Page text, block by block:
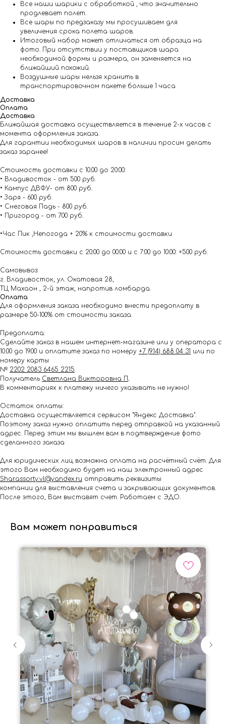
Все наши шарики с обработкой , что значительно
продлевает полет.
Все шары по предзаказу мы просушиваем для
увеличения срока полета шаров.
Итоговый набор может отличаться от образца на
фото. При отсутствии у поставщиков шара
необходимой формы и размера, он заменяется на
ближайший похожий.
Воздушные шары нельзя хранить в
транспортировочном пакете больше 1 часа
Доставка
Оплата
Доставка
Ближайшая доставка осуществляется в течение 2-х часов с
момента оформления заказа.
Для гарантии необходимых шаров в наличии просим делать
заказ заранее!
Стоимость доставки с 10.00 до 20:00:
• Владивосток - от 500 руб.
• Кампус ДВФУ- от 800 руб.
• Заря - 600 руб.
• Снеговая Падь - 800 руб.
• Пригород - от 700 руб.
•Час Пик ,Непогода + 20% к стоимости доставки
Стоимость доставки с 20:00 до 00:00 и с 7:00 до 10:00: +500 руб.
Самовывоз:
г. Владивосток, ул. Окатовая 28,
ТЦ Махаон , 2-й этаж, напротив ломбарда.
Оплата
Для оформления заказа необходимо внести предоплату в
размере 50-100% от стоимости заказа.
Предоплата:
Сделайте заказ в нашем интернет-магазине или у оператора с
10.00 до 19.00 и оплатите заказ по номеру +7 (914) 688 04 31 или по
номеру карты
№ 2202 2083 6465 2215.
Получатель Светлана Викторовна П .
В комментариях к платежу ничего указывать не нужно!
Остаток оплаты:
Доставка осуществляется сервисом "Яндекс Доставка".
Поэтому заказ нужно оплатить перед отправкой на указанный
адрес. Перед этим мы вышлем вам в подтверждение фото
сделанного заказа
Для юридических лиц возможна оплата на расчётный счёт. Для
этого Вам необходимо будет на наш электронный адрес
Shar.assorty.vl@yandex.ru отправить реквизиты
компании для выставления счета и закрывающих документов.
После этого, Вам выставят счет. Работаем с ЭДО.
Вам может понравиться